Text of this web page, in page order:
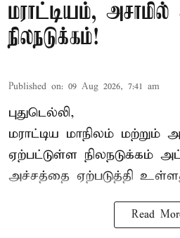
மராட்டியம், அசாமில்
நிலநடுக்கம்!
Published on: 09 Aug 2026, 7:41 am
புதுடெல்லி,
மராட்டிய மாநிலம் மற்றும்
ஏற்பட்டுள்ள நிலநடுக்கம்
அச்சத்தை ஏற்படுத்தி
Read